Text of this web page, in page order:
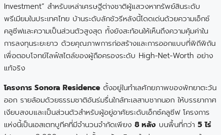
Investment” สำหรับเหล่าเศรษฐีต่างชาติผู้แสวงหาทรัพย์สินระดับ
พรีเมียมในประเทศไทย บ้านระดับลักชัวรีหลังนี้โดดเด่นด้วยความเอ็กซ์
คลูซีฟและความเป็นส่วนตัวสูงสุด ทั้งยังสะท้อนให้เห็นถึงความคุ้มค่าใน
การลงทุนระยะยาว ด้วยคุณภาพการก่อสร้างและการออกแบบที่พิถีพิถัน
เพื่อตอบโจทย์ไลฟ์สไตล์ของผู้ถือครองระดับ High-Net-Worth อย่าง
แท้จริง
โครงการ Sonora Residence ตั้งอยู่ในทำเลศักยภาพของพัทยาตะวัน
ออก รายล้อมด้วยธรรมชาติอันร่มรื่นใกล้ทะเลสาบชากนอก ให้บรรยากาศ
เงียบสงบและเป็นส่วนตัวสำหรับผู้อยู่อาศัยระดับเอ็กซ์คลูซีฟ โครงการ
แห่งนี้เป็นเอสเตทบูทีคที่มีจำนวนจำกัดเพียง 8 หลัง บนพื้นที่กว่า 5 ไร่